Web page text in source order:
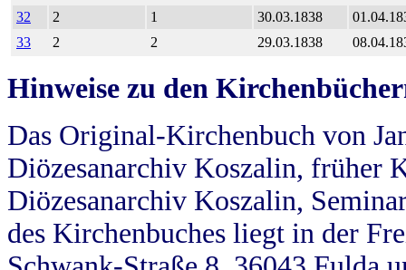
32
2 1 30.03.1838
33
2 2 29.03.1838
Hinweise zu den
Das Original-Kirchenbuch von
Diözesanarchiv Koszalin, früher
Diözesanarchiv Koszalin,
des Kirchenbuches liegt in der